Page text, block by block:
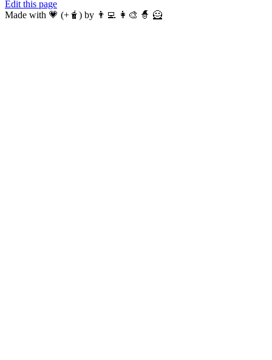
Edit this page
Made with 💗 (+🧋) by 👨‍💻 👩‍🎨 🧙 🦸